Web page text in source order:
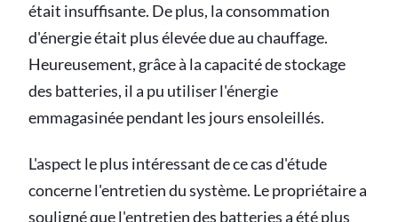
était insuffisante. De plus, la consommation
d'énergie était plus élevée due au chauffage.
Heureusement, grâce à la capacité de stockage
des batteries, il a pu utiliser l'énergie
emmagasinée pendant les jours ensoleillés.
L'aspect le plus intéressant de ce cas d'étude
concerne l'entretien du système. Le propriétaire a
souligné que l'entretien des batteries a été plus